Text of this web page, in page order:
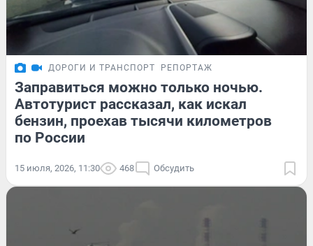
ДОРОГИ И ТРАНСПОРТ РЕПОРТАЖ
Заправиться можно только ночью.
Автотурист рассказал, как искал
бензин, проехав тысячи километров
по России
15 июля, 2026, 11:30 468 Обсудить